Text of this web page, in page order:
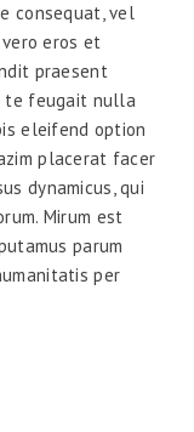
consequat, vel
eros et
praesent
te feugait nulla
eleifend option
placerat facer
dynamicus, qui
Mirum est
parum
per